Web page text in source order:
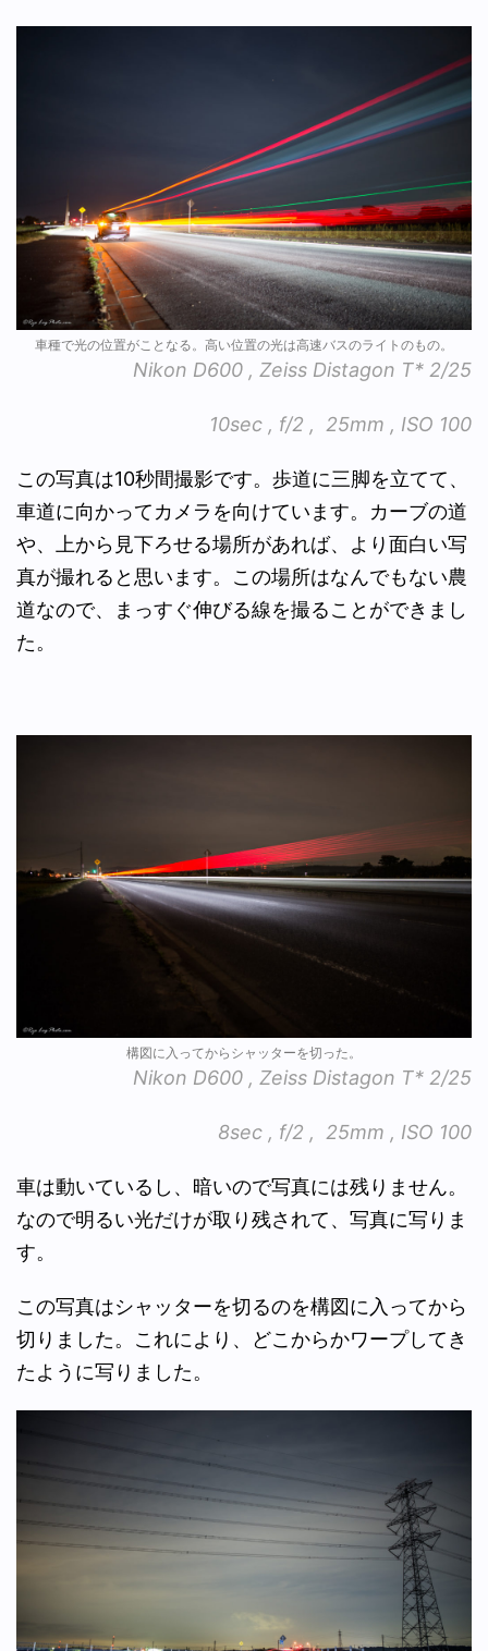
車種で光の位置がことなる。高い位置の光は高速バスのライトのもの。
Nikon D600 , Zeiss Distagon T* 2/25
10sec , f/2 , 25mm , ISO 100
この写真は10秒間撮影です。歩道に三脚を立てて、
車道に向かってカメラを向けています。カーブの道
や、上から見下ろせる場所があれば、より面白い写
真が撮れると思います。この場所はなんでもない農
道なので、まっすぐ伸びる線を撮ることができまし
た。
構図に入ってからシャッターを切った。
Nikon D600 , Zeiss Distagon T* 2/25
8sec , f/2 , 25mm , ISO 100
車は動いているし、暗いので写真には残りません。
なので明るい光だけが取り残されて、写真に写りま
す。
この写真はシャッターを切るのを構図に入ってから
切りました。これにより、どこからかワープしてき
たように写りました。